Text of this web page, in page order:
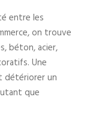
entre les
on trouve
béton, acier,
Une
détériorer un
que